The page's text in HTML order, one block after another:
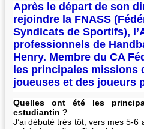
Après le départ de son
rejoindre la FNASS
Syndicats de Sportifs),
professionnels de
Henry. Membre du CA
les principales missions
joueuses et des joueurs
Quelles ont été les
estudiantin ?
J’ai débuté très tôt, vers mes 5-